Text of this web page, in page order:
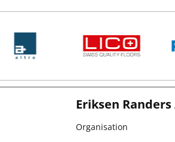
Eriksen Randers
Organisation